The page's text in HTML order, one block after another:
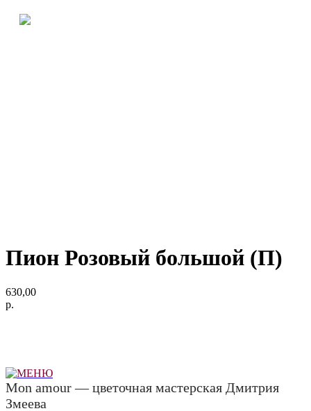
Пион Розовый большой (П)
630,00
р.
Mon amour — цветочная мастерская Дмитрия
Змеева